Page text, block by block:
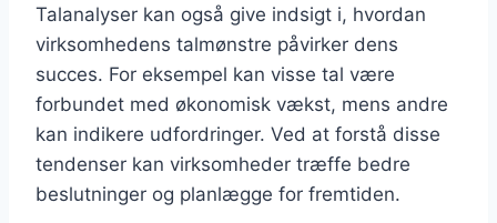
Talanalyser kan også give indsigt i, hvordan
virksomhedens talmønstre påvirker dens
succes. For eksempel kan visse tal være
forbundet med økonomisk vækst, mens andre
kan indikere udfordringer. Ved at forstå disse
tendenser kan virksomheder træffe bedre
beslutninger og planlægge for fremtiden.